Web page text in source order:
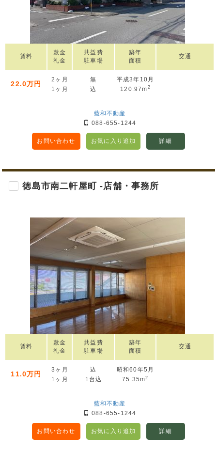
賃料
敷金
礼金
共益費
駐車場
築年
面積
交通
22.0万円
2ヶ月
1ヶ月
無
込
平成3年10月
120.97m 2
藍和不動産
088-655-1244
お問い合わせ お気に入り追加 詳細
徳島市南二軒屋町 -店舗・事務所
賃料
敷金
礼金
共益費
駐車場
築年
面積
交通
11.0万円
3ヶ月
1ヶ月
込
1台込
昭和60年5月
75.35m2
藍和不動産
088-655-1244
お問い合わせ お気に入り追加 詳細